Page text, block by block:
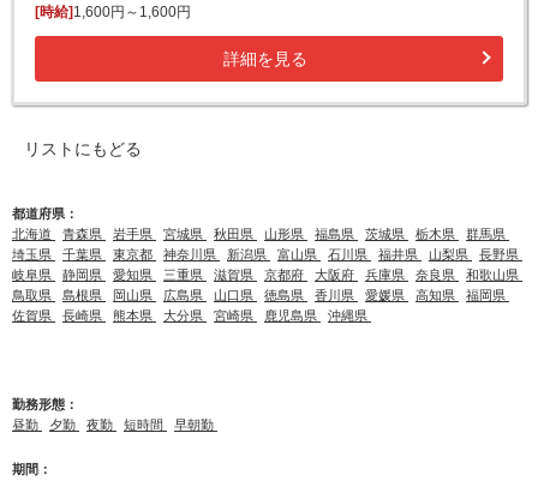
[時給] 1,600円～1,600円
詳細を見る
リストにもどる
都道府県：
北海道
青森県 岩手県 宮城県 秋田県 山形県 福島県 茨城県 栃木県
群馬県
埼玉県
千葉県 東京都 神奈川県 新潟県 富山県 石川県 福井県 山梨県
長野県
岐阜県
静岡県 愛知県 三重県 滋賀県 京都府 大阪府 兵庫県 奈良県
和歌山県
鳥取県
島根県 岡山県 広島県 山口県 徳島県 香川県 愛媛県 高知県
福岡県
佐賀県
長崎県 熊本県 大分県 宮崎県 鹿児島県 沖縄県
勤務形態：
昼勤
夕勤 夜勤 短時間 早朝勤
期間：